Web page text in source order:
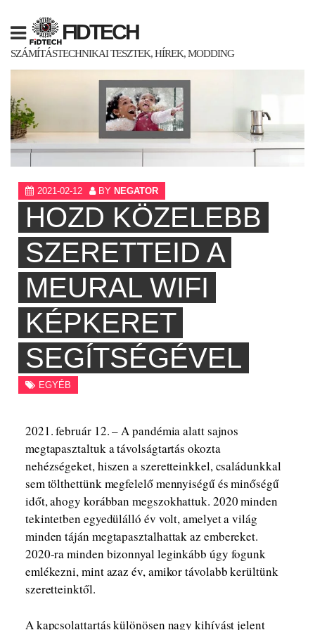
content
FIDTECH
SZÁMÍTÁSTECHNIKAI TESZTEK, HÍREK, MODDING
2021-02-12 BY NEGATOR
HOZD KÖZELEBB
SZERETTEID A
MEURAL WIFI
KÉPKERET
SEGÍTSÉGÉVEL
EGYÉB
2021. február 12. – A pandémia alatt sajnos
megtapasztaltuk a távolságtartás okozta
nehézségeket, hiszen a szeretteinkkel, családunkkal
sem tölthettünk megfelelő mennyiségű és minőségű
időt, ahogy korábban megszokhattuk. 2020 minden
tekintetben egyedülálló év volt, amelyet a világ
minden táján megtapasztalhattak az embereket.
2020-ra minden bizonnyal leginkább úgy fogunk
emlékezni, mint azaz év, amikor távolabb kerültünk
szeretteinktől.
A kapcsolattartás különösen nagy kihívást jelent